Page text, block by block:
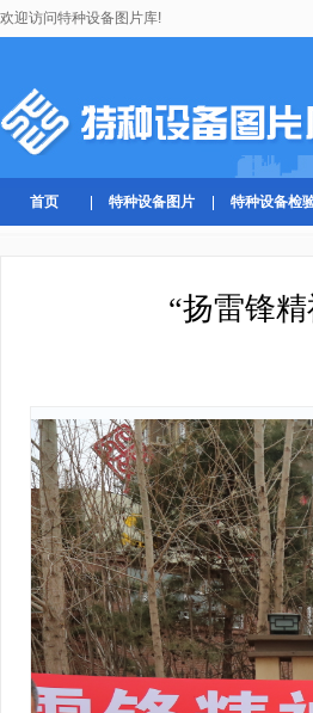
欢迎访问特种设备图片库!
首页 特种设备图片 特种设备检
“扬雷锋